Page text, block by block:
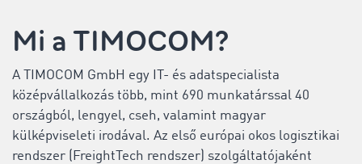
Mi a TIMOCOM?
A TIMOCOM GmbH egy IT- és adatspecialista
középvállalkozás több, mint 690 munkatárssal 40
országból, lengyel, cseh, valamint magyar
külképviseleti irodával. Az első európai okos logisztikai
rendszer (
FreightTech rendszer ) szolgáltatójaként